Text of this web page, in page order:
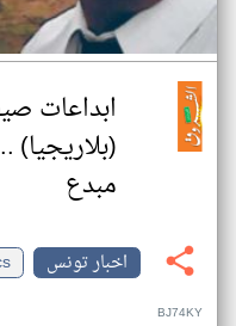
ابداعات
مبدع
اخبار تونس
BJ74KY